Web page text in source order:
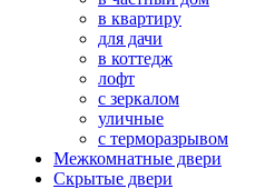
в квартиру
для дачи
в коттедж
лофт
с зеркалом
уличные
с терморазрывом
Межкомнатные двери
Скрытые двери